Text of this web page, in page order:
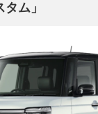
ム」